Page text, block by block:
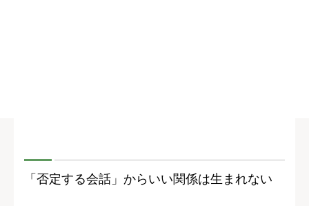
「否定する会話」からいい関係は生まれない